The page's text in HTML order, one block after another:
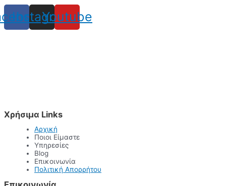
Instagram
Youtube
Χρήσιμα Links
Αρχική
Ποιοι Είμαστε
Υπηρεσίες
Blog
Επικοινωνία
Πολιτική Απορρήτου